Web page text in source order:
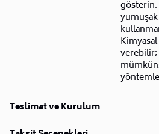
Teslimat ve Kurulum
Teslimat ve Kurulum